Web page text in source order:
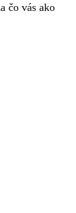
čo vás ako